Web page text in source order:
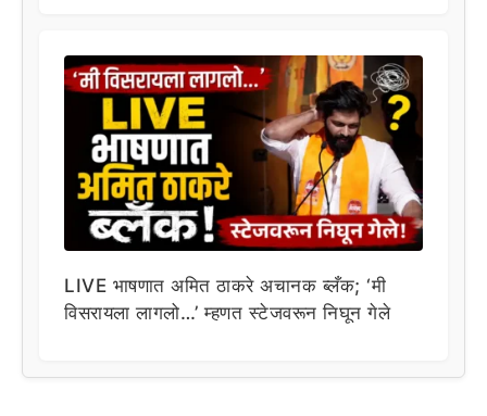
LIVE भाषणात अमित ठाकरे अचानक ब्लँक; ‘मी
विसरायला लागलो…’ म्हणत स्टेजवरून निघून गेले